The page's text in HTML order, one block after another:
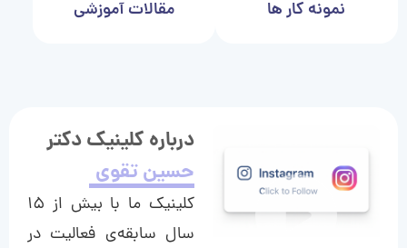
نمونه کار ها مقالات آموزشی
درباره کلینیک دکتر
حسین تقوی
کلینیک ما با بیش از ۱۵
سال سابقه‌ی فعالیت در